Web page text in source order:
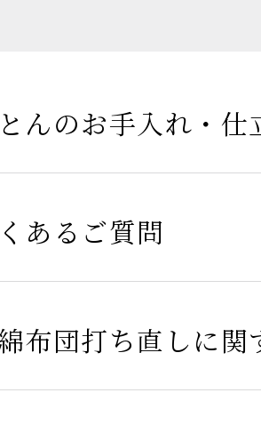
んのお手入れ・仕
あるご質問
布団打ち直しに関